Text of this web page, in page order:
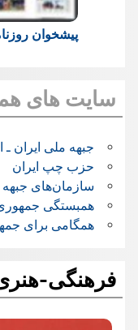
پیشخوان
سایت های
جبهه ملی ایران ـ
حزب چپ ایران
سازمان‌های جبهه
همبستگی جمهوری
همگامی برای
فرهنگی-